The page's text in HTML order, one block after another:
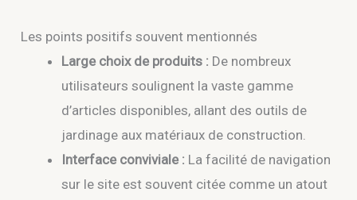
Les points positifs souvent mentionnés
Large choix de produits : De nombreux
utilisateurs soulignent la vaste gamme
d’articles disponibles, allant des outils de
jardinage aux matériaux de construction.
Interface conviviale : La facilité de navigation
sur le site est souvent citée comme un atout